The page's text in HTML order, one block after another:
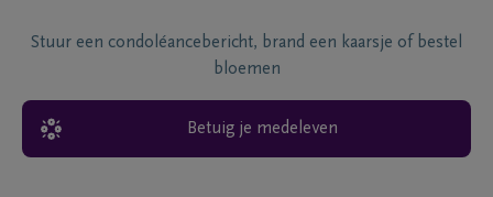
Stuur een condoléancebericht, brand een kaarsje of bestel
bloemen
Betuig je medeleven